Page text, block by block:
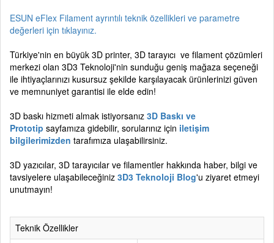
ESUN eFlex Filament ayrıntılı teknik özellikleri ve parametre
değerleri için tıklayınız.
Türkiye'nin en büyük 3D printer, 3D tarayıcı ve filament çözümleri
merkezi olan 3D3 Teknoloji'nin sunduğu geniş mağaza seçeneği
ile ihtiyaçlarınızı kusursuz şekilde karşılayacak ürünlerinizi güven
ve memnuniyet garantisi ile elde edin!
3D baskı hizmeti almak istiyorsanız 3D Baskı ve
Prototip sayfamıza gidebilir, sorularınız için iletişim
bilgilerimizden tarafımıza ulaşabilirsiniz.
3D yazıcılar, 3D tarayıcılar ve filamentler hakkında haber, bilgi ve
tavsiyelere ulaşabileceğiniz 3D3 Teknoloji Blog'u ziyaret etmeyi
unutmayın!
Teknik Özellikler